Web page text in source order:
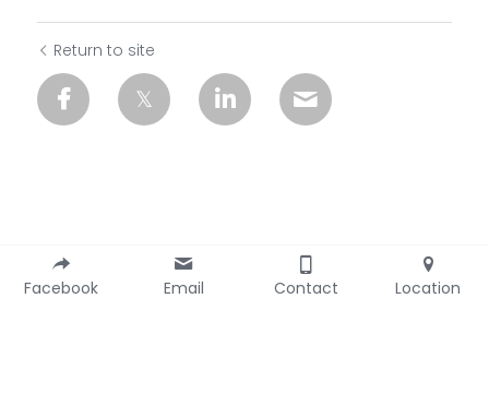
Return to site
Facebook Email Contact Location